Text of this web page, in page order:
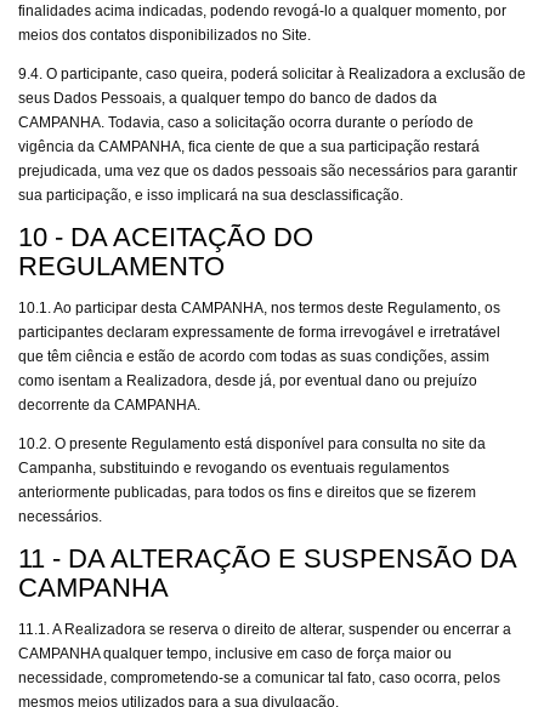
finalidades acima indicadas, podendo revogá-lo a qualquer momento, por
meios dos contatos disponibilizados no Site.
9.4. O participante, caso queira, poderá solicitar à Realizadora a exclusão de
seus Dados Pessoais, a qualquer tempo do banco de dados da
CAMPANHA. Todavia, caso a solicitação ocorra durante o período de
vigência da CAMPANHA, fica ciente de que a sua participação restará
prejudicada, uma vez que os dados pessoais são necessários para garantir
sua participação, e isso implicará na sua desclassificação.
10 - DA ACEITAÇÃO DO
REGULAMENTO
10.1. Ao participar desta CAMPANHA, nos termos deste Regulamento, os
participantes declaram expressamente de forma irrevogável e irretratável
que têm ciência e estão de acordo com todas as suas condições, assim
como isentam a Realizadora, desde já, por eventual dano ou prejuízo
decorrente da CAMPANHA.
10.2. O presente Regulamento está disponível para consulta no site da
Campanha, substituindo e revogando os eventuais regulamentos
anteriormente publicadas, para todos os fins e direitos que se fizerem
necessários.
11 - DA ALTERAÇÃO E SUSPENSÃO DA
CAMPANHA
11.1. A Realizadora se reserva o direito de alterar, suspender ou encerrar a
CAMPANHA qualquer tempo, inclusive em caso de força maior ou
necessidade, comprometendo-se a comunicar tal fato, caso ocorra, pelos
mesmos meios utilizados para a sua divulgação.